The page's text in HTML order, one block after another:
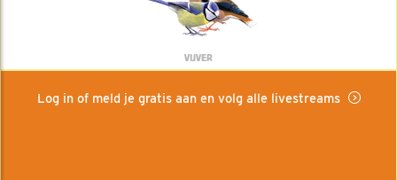
VIJVER
Log in of meld je gratis aan en volg alle livestreams